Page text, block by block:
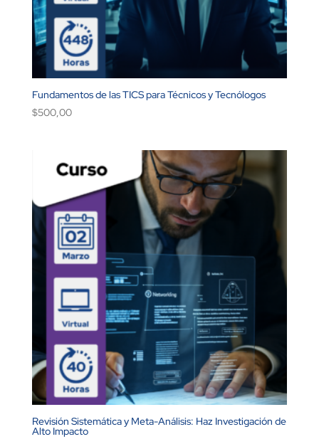
Fundamentos de las TICS para Técnicos y Tecnólogos
$500,00
Revisión Sistemática y Meta-Análisis: Haz Investigación de
Alto Impacto